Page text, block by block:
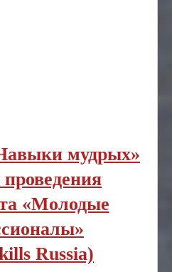
мудрых»
«Молодые
Russia)